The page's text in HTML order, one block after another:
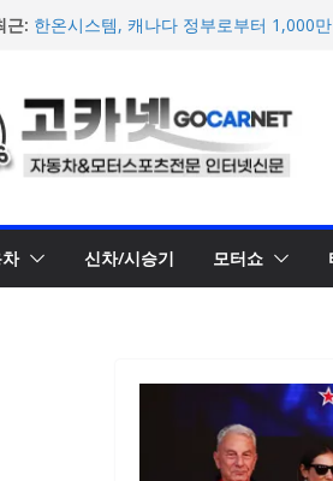
근: 마일레, 코너링 쏠림·하체 소음 잡는 ‘스
확보
넥센타이어 주최 ‘2026 스피드웨이 모터
스티벌 8일 용인 개최
아우디, 405일 만에 완성한 초고성능 슈
개… 일본서 28일 계약 개시
신차/시승기 모터쇼